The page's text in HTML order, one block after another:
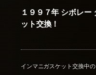
１９９７年 シボレー
ット交換！
インマニガスケット交換中の